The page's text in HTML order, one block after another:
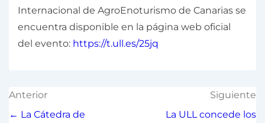
Internacional de AgroEnoturismo de Canarias se
encuentra disponible en la página web oficial
del evento: https://t.ull.es/25jq
Anterior
← La Cátedra de
Siguiente
La ULL concede los